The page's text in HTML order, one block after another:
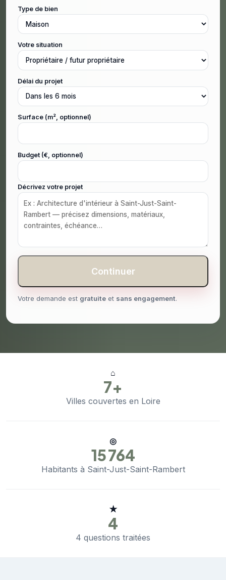
Type de bien
Votre situation
Délai du projet
Surface (m², optionnel)
Budget (€, optionnel)
Décrivez votre projet
Continuer
Votre demande est gratuite et sans engagement.
⌂
7+
Villes couvertes en Loire
◎
15 764
Habitants à Saint-Just-Saint-Rambert
★
4
4 questions traitées